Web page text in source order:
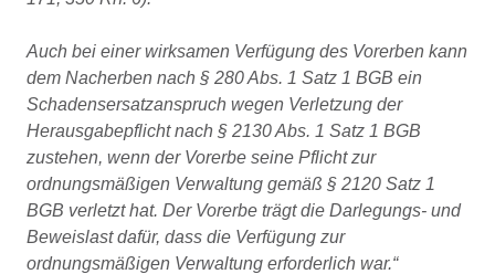
Auch bei einer wirksamen Verfügung des Vorerben kann
dem Nacherben nach § 280 Abs. 1 Satz 1 BGB ein
Schadensersatzanspruch wegen Verletzung der
Herausgabepflicht nach § 2130 Abs. 1 Satz 1 BGB
zustehen, wenn der Vorerbe seine Pflicht zur
ordnungsmäßigen Verwaltung gemäß § 2120 Satz 1
BGB verletzt hat. Der Vorerbe trägt die Darlegungs- und
Beweislast dafür, dass die Verfügung zur
ordnungsmäßigen Verwaltung erforderlich war.“